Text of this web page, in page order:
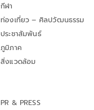
กีฬา
ท่องเที่ยว – ศิลปวัฒนธรรม
ประชาสัมพันธ์
ภูมิภาค
สิ่งแวดล้อม
PR & PRESS